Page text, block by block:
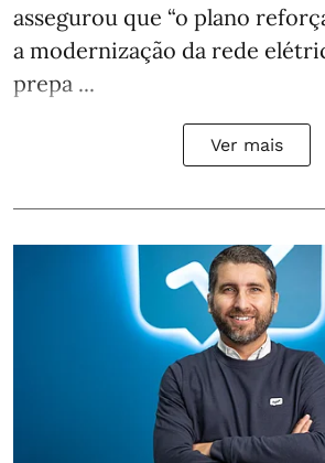
assegurou que “o plano
a modernização da rede
prepa ...
Ver mais